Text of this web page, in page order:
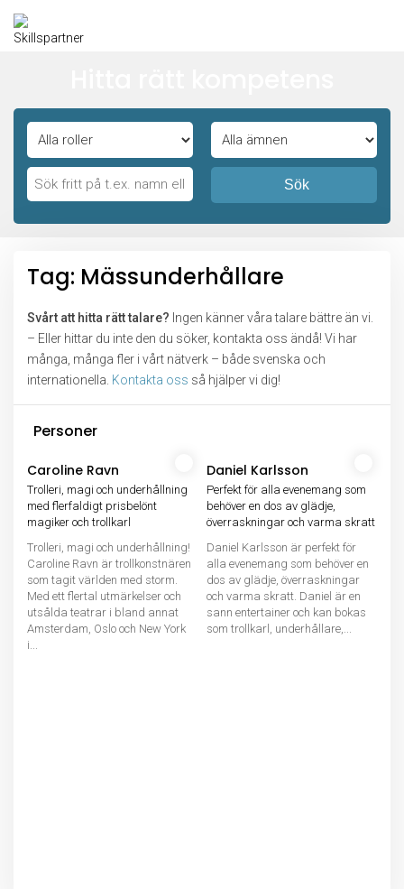
Sök
Tag: Mässunderhållare
Svårt att hitta rätt talare? Ingen känner våra talare bättre än vi.
– Eller hittar du inte den du söker, kontakta oss ändå! Vi har
många, många fler i vårt nätverk – både svenska och
internationella. Kontakta oss så hjälper vi dig!
Personer
Caroline Ravn
Trolleri, magi och underhållning
med flerfaldigt prisbelönt
magiker och trollkarl
Trolleri, magi och underhållning!
Caroline Ravn är trollkonstnären
som tagit världen med storm.
Med ett flertal utmärkelser och
utsålda teatrar i bland annat
Amsterdam, Oslo och New York
i...
Daniel Karlsson
Perfekt för alla evenemang som
behöver en dos av glädje,
överraskningar och varma skratt
Daniel Karlsson är perfekt för
alla evenemang som behöver en
dos av glädje, överraskningar
och varma skratt. Daniel är en
sann entertainer och kan bokas
som trollkarl, underhållare,...